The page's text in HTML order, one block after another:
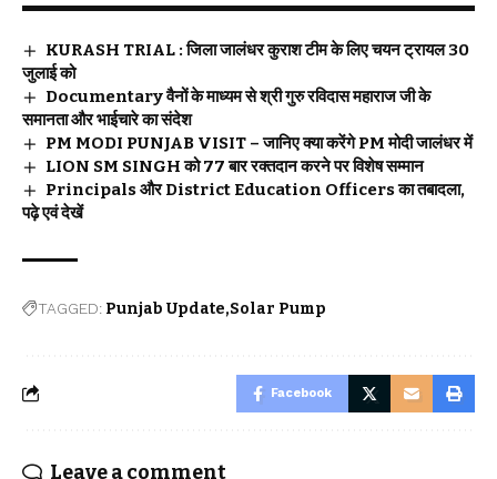
KURASH TRIAL : जिला जालंधर कुराश टीम के लिए चयन ट्रायल 30
जुलाई को
Documentary वैनों के माध्यम से श्री गुरु रविदास महाराज जी के
समानता और भाईचारे का संदेश
PM MODI PUNJAB VISIT – जानिए क्या करेंगे PM मोदी जालंधर में
LION SM SINGH को 77 बार रक्तदान करने पर विशेष सम्मान
Principals और District Education Officers का तबादला,
पढ़े एवं देखें
TAGGED: Punjab Update Solar Pump
Facebook
Leave a comment